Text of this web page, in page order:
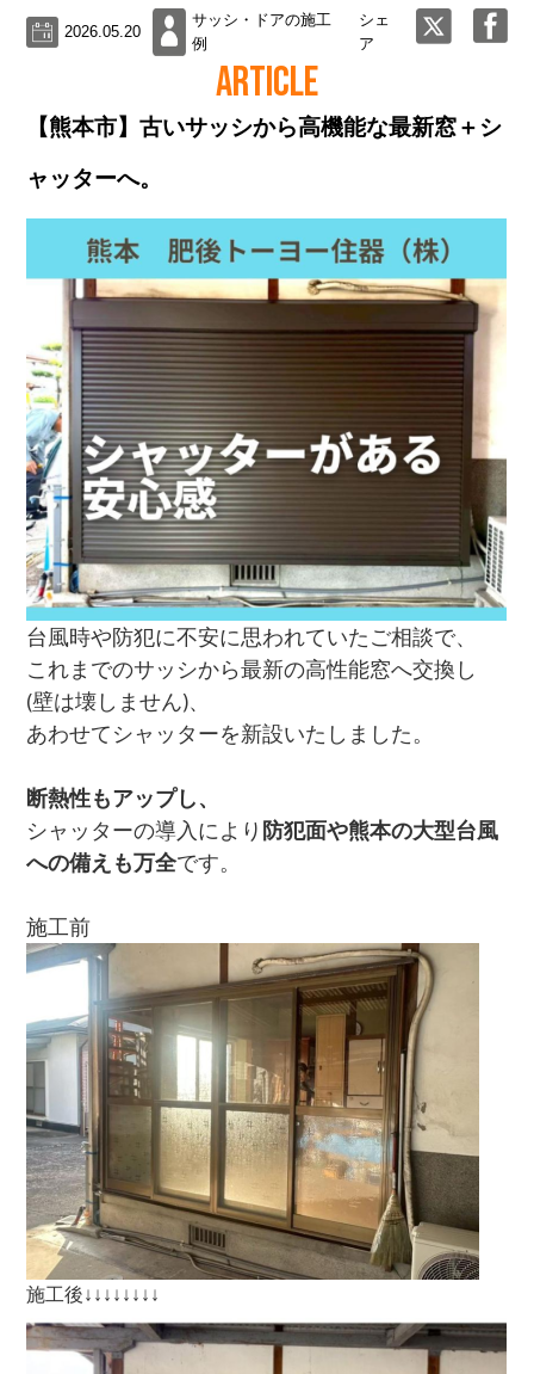
2026.05.20
サッシ・ドアの施工
例
シェ
ア
ARTICLE
【熊本市】古いサッシから高機能な最新窓＋シ
ャッターへ。